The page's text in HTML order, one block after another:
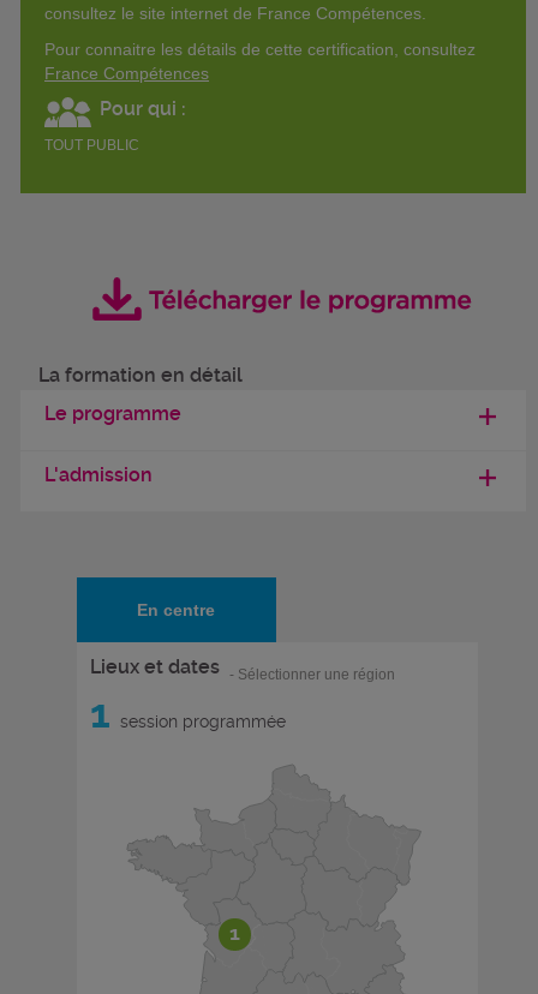
consultez le site internet de France Compétences.
Pour connaitre les détails de cette certification, consultez
France Compétences
Pour qui :
TOUT PUBLIC
La formation en détail
Le programme
L'admission
En centre
Lieux et dates - Sélectionner une région
1 session programmée
1